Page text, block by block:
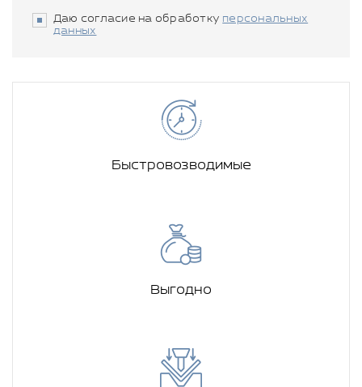
Даю согласие на обработку персональных
данных
Быстровозводимые
Выгодно